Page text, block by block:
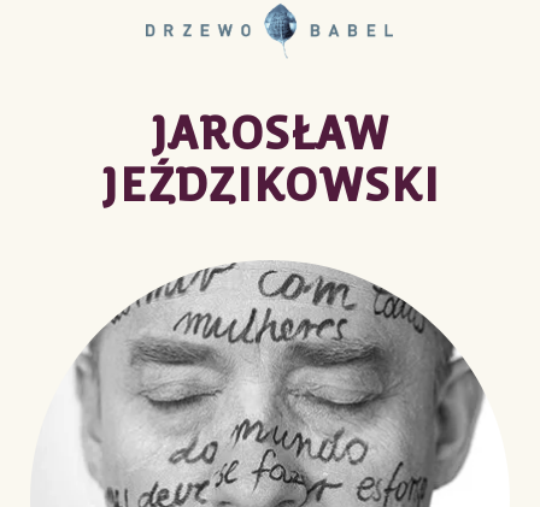
JAROSŁAW
JEŹDZIKOWSKI